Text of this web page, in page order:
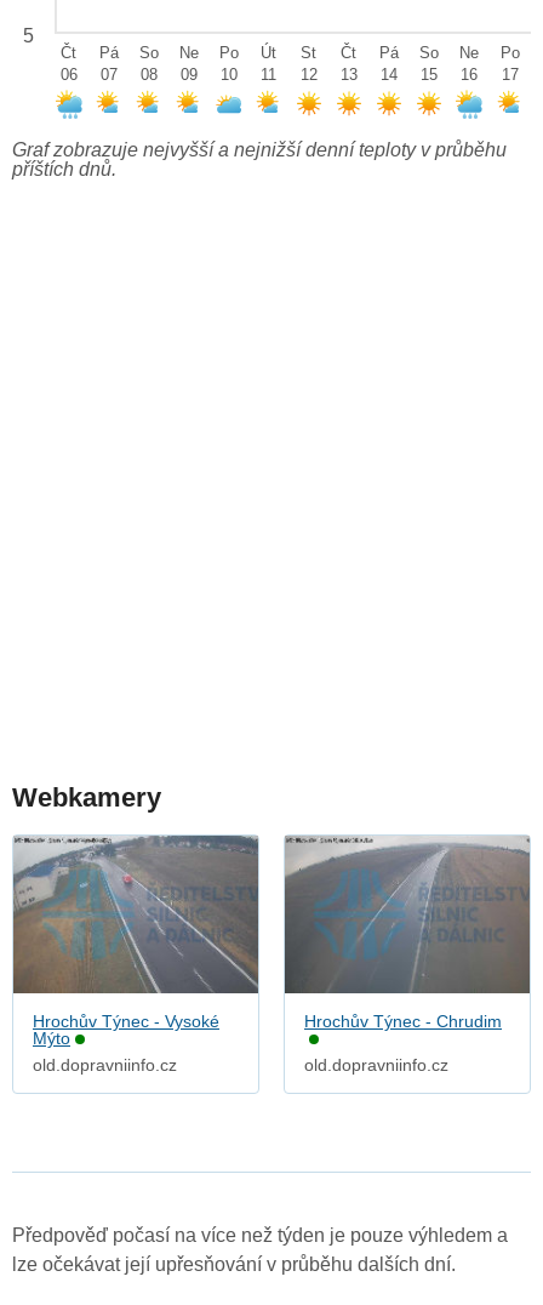
5
Čt
06
Pá
07
So
08
Ne
09
Po
10
Út
11
St
12
Čt
13
Pá
14
So
15
Ne
16
Po
17
Graf zobrazuje nejvyšší a nejnižší denní teploty v průběhu
příštích dnů.
Webkamery
Hrochův Týnec - Vysoké
Mýto
old.dopravniinfo.cz
Hrochův Týnec - Chrudim
old.dopravniinfo.cz
Předpověď počasí na více než týden je pouze výhledem a
lze očekávat její upřesňování v průběhu dalších dní.